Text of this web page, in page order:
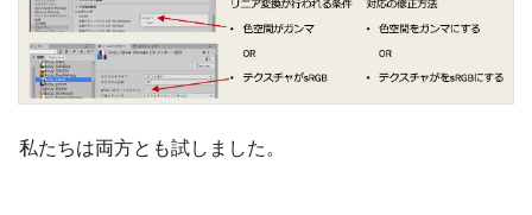
私たちは両方とも試しました。